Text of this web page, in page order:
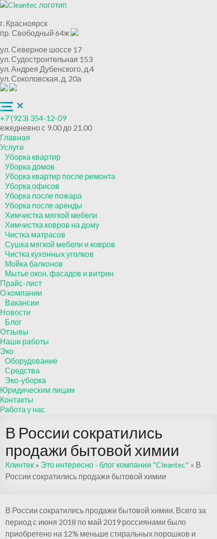
г. Красноярск
пр. Свободный 64ж
ул. Северное шоссе 17
ул. Судостроительная 153
ул. Андрея Дубенского, д.4
ул. Соколовская, д. 20а
+7 (923) 354-12-09
ежедневно с 9.00 до 21.00
Главная
Услуги
Уборка квартир
Уборка домов
Уборка квартир после ремонта
Уборка офисов
Уборка после пожара
Уборка после аренды
Химчистка мягкой мебели
Химчистка ковров на дому
Чистка матрасов
Сушка мягкой мебели и ковров
Чистка кухонных уголков
Мойка балконов
Мытье окон, фасадов и витрин
Прайс-лист
О компании
Вакансии
Новости
Блог
Отзывы
Наши работы
Эко
Оборудование
Средства
Эко-уборка
Юридическим лицам
Контакты
Работа у нас
В России сократились
продажи бытовой химии
Клинтек » Это интересно - блог компании "Cleantec" » В
России сократились продажи бытовой химии
В России сократились продажи бытовой химии. Всего за
период с июня 2018 по май 2019 россиянами было
приобретено на 12% меньше стиральных порошков и